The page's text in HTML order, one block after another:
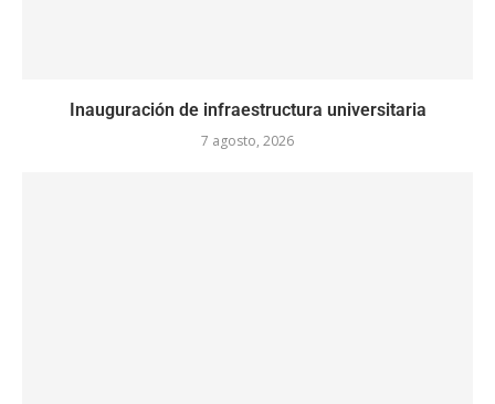
Inauguración de infraestructura universitaria
7 agosto, 2026